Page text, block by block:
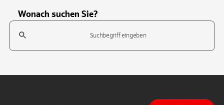
Wonach suchen Sie?
Suchfeld